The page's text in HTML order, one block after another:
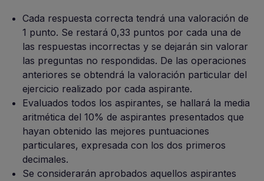
Cada respuesta correcta tendrá una valoración de
1 punto. Se restará 0,33 puntos por cada una de
las respuestas incorrectas y se dejarán sin valorar
las preguntas no respondidas. De las operaciones
anteriores se obtendrá la valoración particular del
ejercicio realizado por cada aspirante.
Evaluados todos los aspirantes, se hallará la media
aritmética del 10% de aspirantes presentados que
hayan obtenido las mejores puntuaciones
particulares, expresada con los dos primeros
decimales.
Se considerarán aprobados aquellos aspirantes